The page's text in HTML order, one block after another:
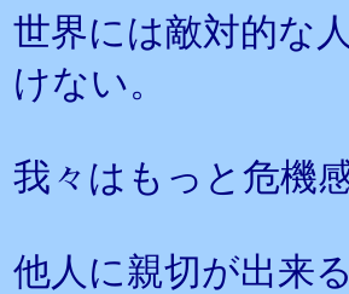
世界には敵対的な
けない。
我々はもっと危機
他人に親切が出来